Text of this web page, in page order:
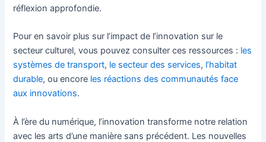
réflexion approfondie.
Pour en savoir plus sur l’impact de l’innovation sur le
secteur culturel, vous pouvez consulter ces ressources : les
systèmes de transport, le secteur des services, l’habitat
durable, ou encore les réactions des communautés face
aux innovations.
À l’ère du numérique, l’innovation transforme notre relation
avec les arts d’une manière sans précédent. Les nouvelles